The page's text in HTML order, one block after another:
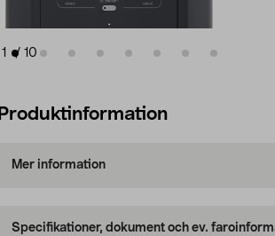
1 / 10
Produktinformation
Mer information
Specifikationer, dokument och ev.